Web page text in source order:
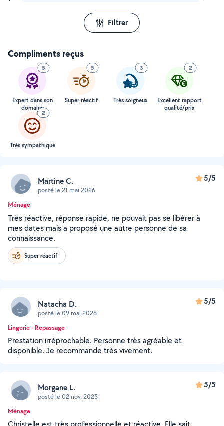
Filtrer
Compliments reçus
5
Expert dans son
domaine
5
Super réactif
3
Très soigneux
2
Excellent rapport
qualité/prix
2
Très sympathique
Martine C.
posté le 21 mai 2026
5/5
Ménage
Très réactive, réponse rapide, ne pouvait pas se libérer à
mes dates mais a proposé une autre personne de sa
connaissance.
Super réactif
Natacha D.
posté le 09 mai 2026
5/5
Lingerie - Repassage
Prestation irréprochable. Personne très agréable et
disponible. Je recommande très vivement.
Morgane L.
posté le 02 nov. 2025
5/5
Ménage